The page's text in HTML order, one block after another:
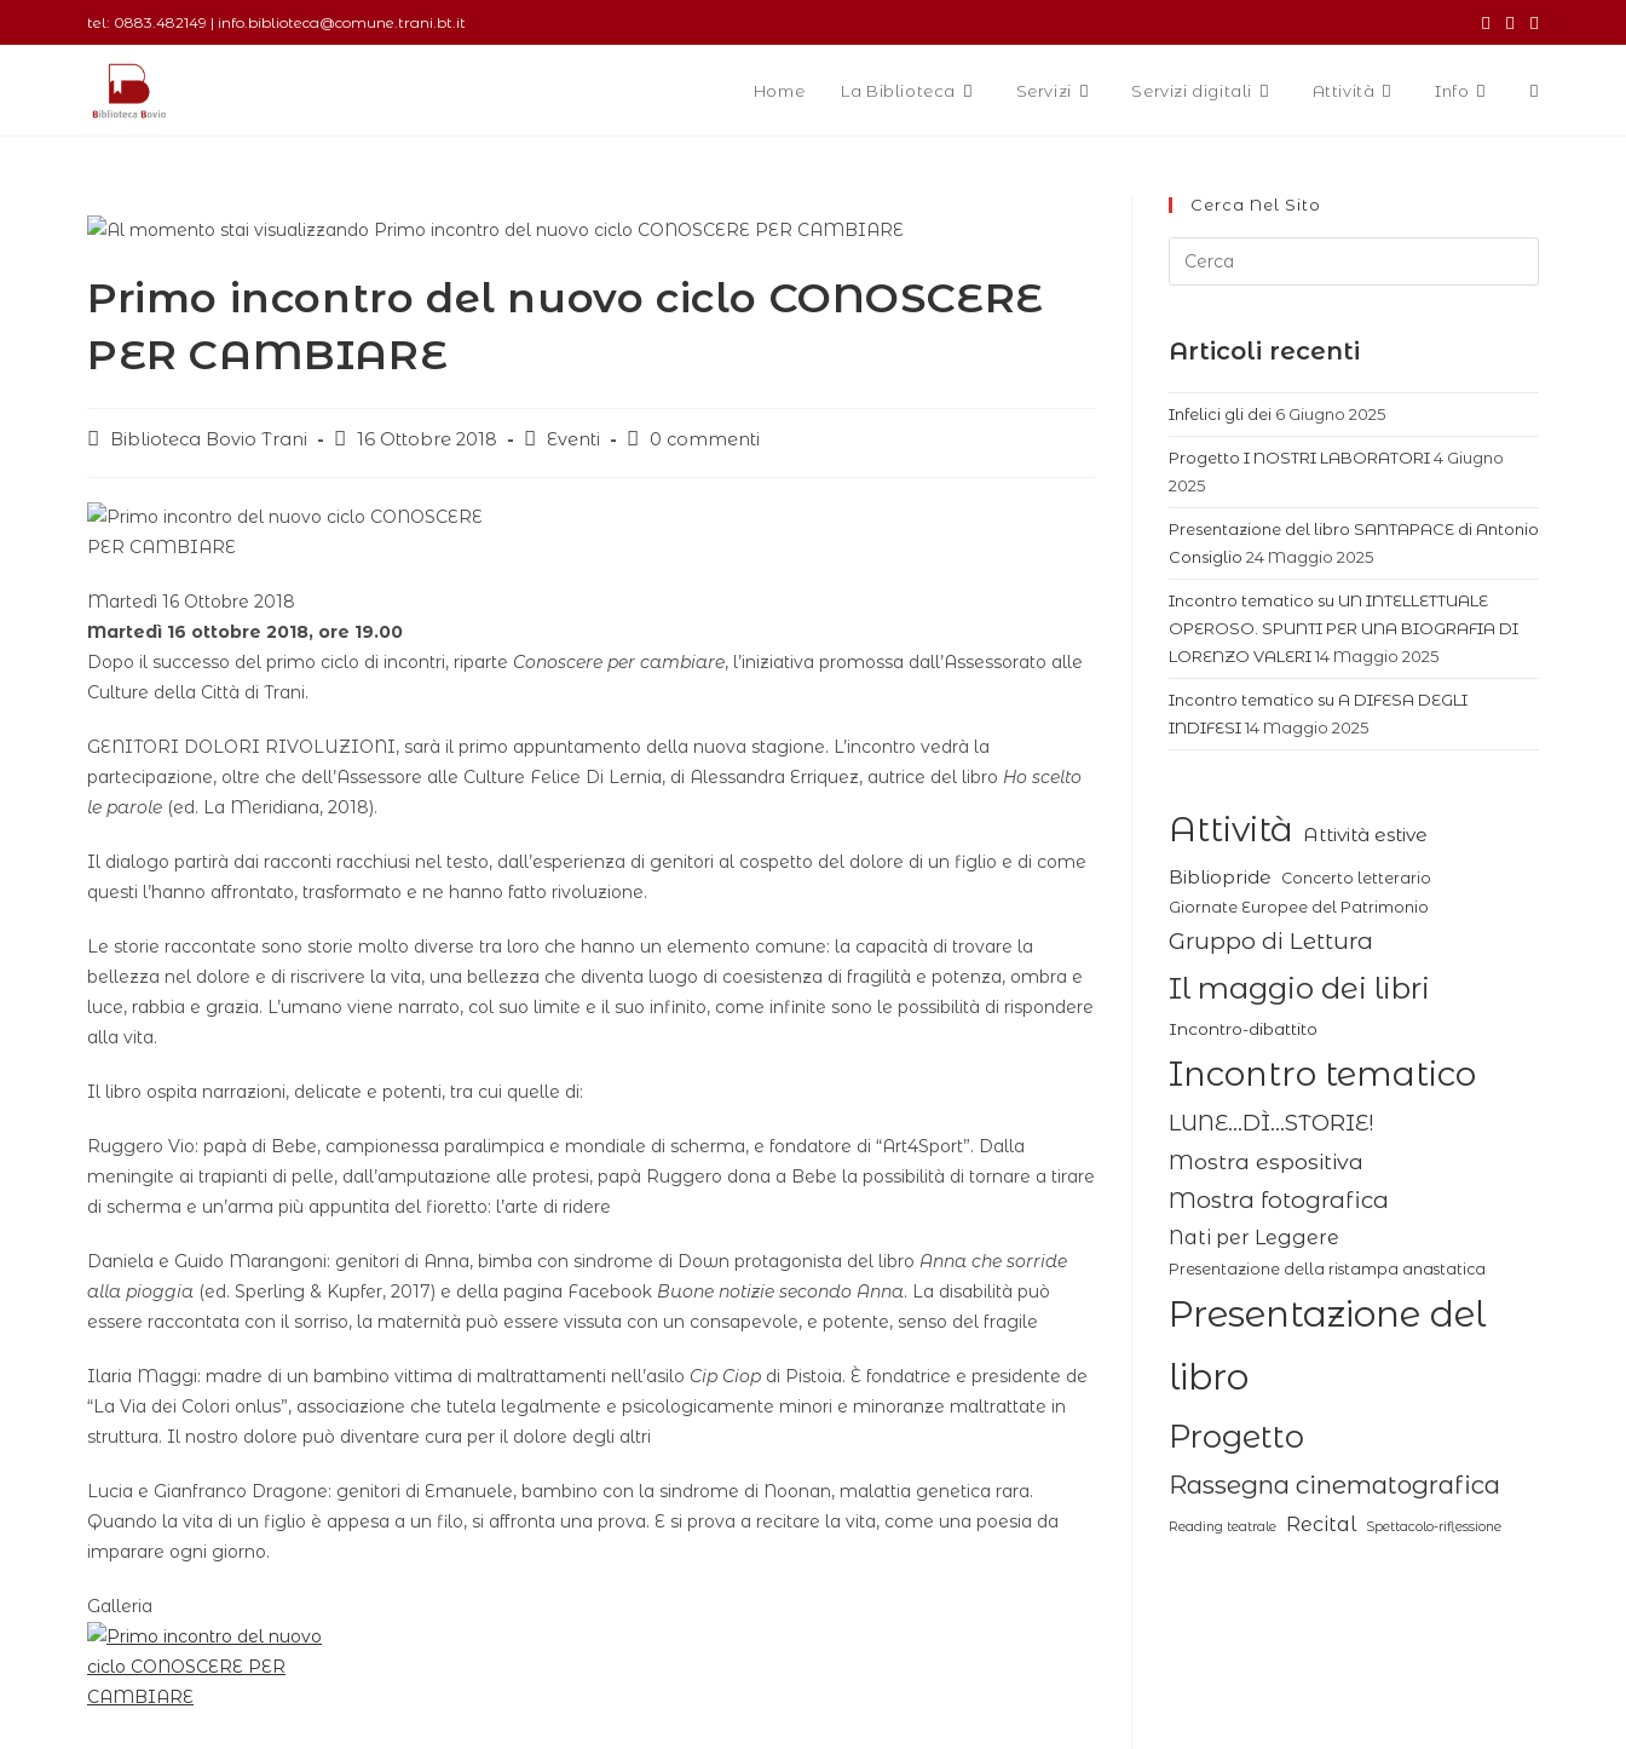
tel: 0883.482149 | info.biblioteca@comune.trani.bt.it
Home La Biblioteca Servizi Servizi digitali Attività Info
Primo incontro del nuovo ciclo CONOSCERE
PER CAMBIARE
Biblioteca Bovio Trani 16 Ottobre 2018 Eventi 0 commenti
Martedì 16 Ottobre 2018
Martedì 16 ottobre 2018, ore 19.00
Dopo il successo del primo ciclo di incontri, riparte Conoscere per cambiare, l’iniziativa promossa dall’Assessorato alle
Culture della Città di Trani.
GENITORI DOLORI RIVOLUZIONI, sarà il primo appuntamento della nuova stagione. L’incontro vedrà la
partecipazione, oltre che dell’Assessore alle Culture Felice Di Lernia, di Alessandra Erriquez, autrice del libro Ho scelto
le parole (ed. La Meridiana, 2018).
Il dialogo partirà dai racconti racchiusi nel testo, dall’esperienza di genitori al cospetto del dolore di un figlio e di come
questi l’hanno affrontato, trasformato e ne hanno fatto rivoluzione.
Le storie raccontate sono storie molto diverse tra loro che hanno un elemento comune: la capacità di trovare la
bellezza nel dolore e di riscrivere la vita, una bellezza che diventa luogo di coesistenza di fragilità e potenza, ombra e
luce, rabbia e grazia. L’umano viene narrato, col suo limite e il suo infinito, come infinite sono le possibilità di rispondere
alla vita.
Il libro ospita narrazioni, delicate e potenti, tra cui quelle di:
Ruggero Vio: papà di Bebe, campionessa paralimpica e mondiale di scherma, e fondatore di “Art4Sport”. Dalla
meningite ai trapianti di pelle, dall’amputazione alle protesi, papà Ruggero dona a Bebe la possibilità di tornare a tirare
di scherma e un’arma più appuntita del fioretto: l’arte di ridere
Daniela e Guido Marangoni: genitori di Anna, bimba con sindrome di Down protagonista del libro Anna che sorride
alla pioggia (ed. Sperling & Kupfer, 2017) e della pagina Facebook Buone notizie secondo Anna. La disabilità può
essere raccontata con il sorriso, la maternità può essere vissuta con un consapevole, e potente, senso del fragile
Ilaria Maggi: madre di un bambino vittima di maltrattamenti nell’asilo Cip Ciop di Pistoia. È fondatrice e presidente de
“La Via dei Colori onlus”, associazione che tutela legalmente e psicologicamente minori e minoranze maltrattate in
struttura. Il nostro dolore può diventare cura per il dolore degli altri
Lucia e Gianfranco Dragone: genitori di Emanuele, bambino con la sindrome di Noonan, malattia genetica rara.
Quando la vita di un figlio è appesa a un filo, si affronta una prova. E si prova a recitare la vita, come una poesia da
imparare ogni giorno.
Galleria
Cerca Nel Sito
Articoli recenti
Infelici gli dei 6 Giugno 2025
Progetto I NOSTRI LABORATORI4 Giugno
2025
Presentazione del libro SANTAPACE di Antonio
Consiglio 24 Maggio 2025
Incontro tematico su UN INTELLETTUALE
OPEROSO. SPUNTI PER UNA BIOGRAFIA DI
LORENZO VALERI14 Maggio 2025
Incontro tematico su A DIFESA DEGLI
INDIFESI14 Maggio 2025
Attività
Attività estive
Bibliopride
Concerto letterario
Giornate Europee del Patrimonio
Gruppo di Lettura
Il maggio dei libri
Incontro-dibattito
Incontro tematico
LUNE...DÌ...STORIE!
Mostra espositiva
Mostra fotografica
Nati per Leggere
Presentazione della ristampa anastatica
Presentazione del
libro
Progetto
Rassegna cinematografica
Reading teatrale Recital Spettacolo-riflessione